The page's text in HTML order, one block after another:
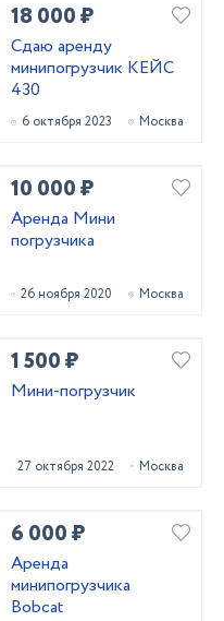
18 000 ₽
Сдаю аренду
минипогрузчик КЕЙС
430
6 октября 2023 Москва
10 000 ₽
Аренда Мини
погрузчика
26 ноября 2020 Москва
1 500 ₽
Мини-погрузчик
27 октября 2022 Москва
6 000 ₽
Аренда
минипогрузчика
Bobcat